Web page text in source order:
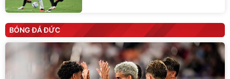
BÓNG ĐÁ ĐỨC